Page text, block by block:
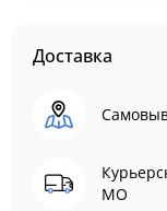
Доставка
МО